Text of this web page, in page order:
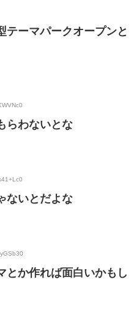
テーマパークオープンと
らわないとな
ないとだよな
とか作れば面白いかもし